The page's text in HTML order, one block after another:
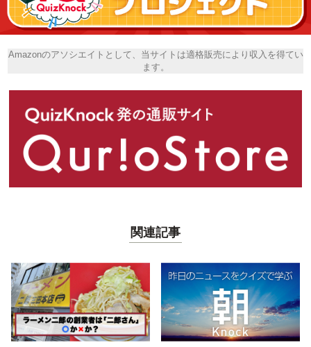
Amazonのアソシエイトとして、当サイトは適格販売により収入を得てい
ます。
関連記事